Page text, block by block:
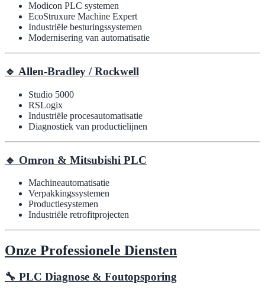
Modicon PLC systemen
EcoStruxure Machine Expert
Industriële besturingssystemen
Modernisering van automatisatie
🔹 Allen-Bradley / Rockwell
Studio 5000
RSLogix
Industriële procesautomatisatie
Diagnostiek van productielijnen
🔹 Omron & Mitsubishi PLC
Machineautomatisatie
Verpakkingssystemen
Productiesystemen
Industriële retrofitprojecten
Onze Professionele Diensten
🔧 PLC Diagnose & Foutopsporing